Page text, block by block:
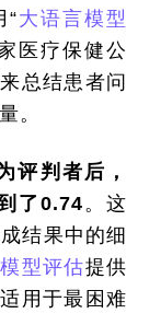
“大语言模型
医疗保健公
总结患者问
。
评判者后，
了0.74。这
结果中的细
模型评估提供
用于最困难